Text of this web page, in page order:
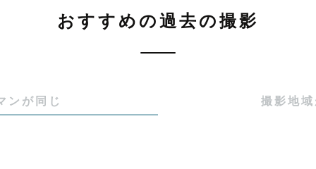
おすすめの過去の撮影
ンが同じ 撮影地